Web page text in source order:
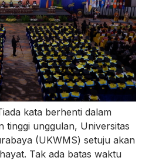
kata berhenti dalam
tinggi unggulan, Universitas
(UKWMS) setuju akan
Tak ada batas waktu